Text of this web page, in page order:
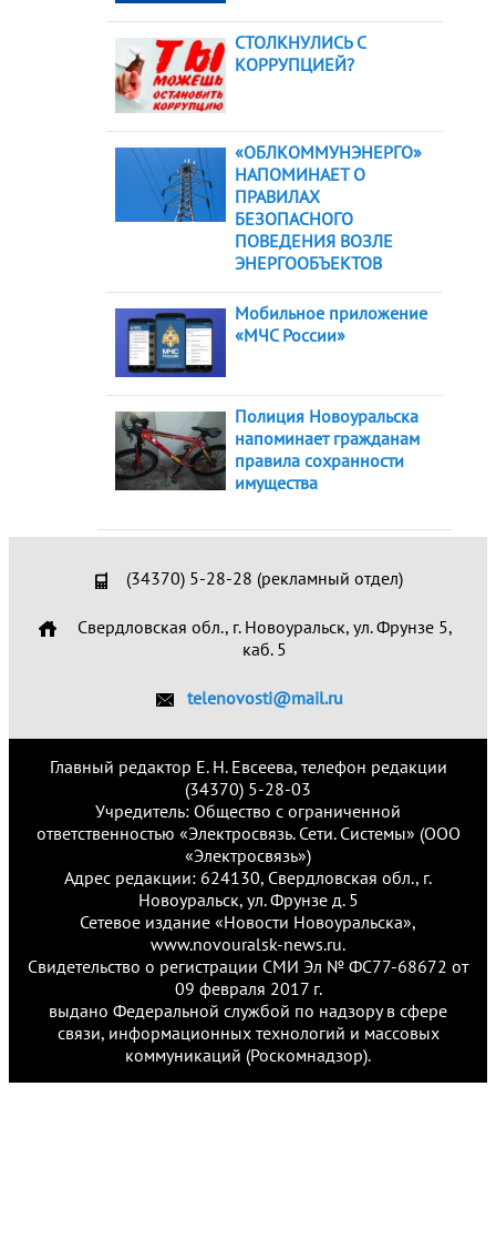
СТОЛКНУЛИСЬ С
КОРРУПЦИЕЙ?
«ОБЛКОММУНЭНЕРГО»
НАПОМИНАЕТ О
ПРАВИЛАХ
БЕЗОПАСНОГО
ПОВЕДЕНИЯ ВОЗЛЕ
ЭНЕРГООБЪЕКТОВ
Мобильное приложение
«МЧС России»
Полиция Новоуральска
напоминает гражданам
правила сохранности
имущества
(34370) 5-28-28 (рекламный отдел)
Свердловская обл., г. Новоуральск, ул. Фрунзе 5,
каб. 5
telenovosti@mail.ru
Главный редактор Е. Н. Евсеева, телефон редакции
(34370) 5-28-03
Учредитель: Общество с ограниченной
ответственностью «Электросвязь. Сети. Системы» (ООО
«Электросвязь»)
Адрес редакции: 624130, Свердловская обл., г.
Новоуральск, ул. Фрунзе д. 5
Сетевое издание «Новости Новоуральска»,
www.novouralsk-news.ru.
Свидетельство о регистрации СМИ Эл № ФС77-68672 от
09 февраля 2017 г.
выдано Федеральной службой по надзору в сфере
связи, информационных технологий и массовых
коммуникаций (Роскомнадзор).